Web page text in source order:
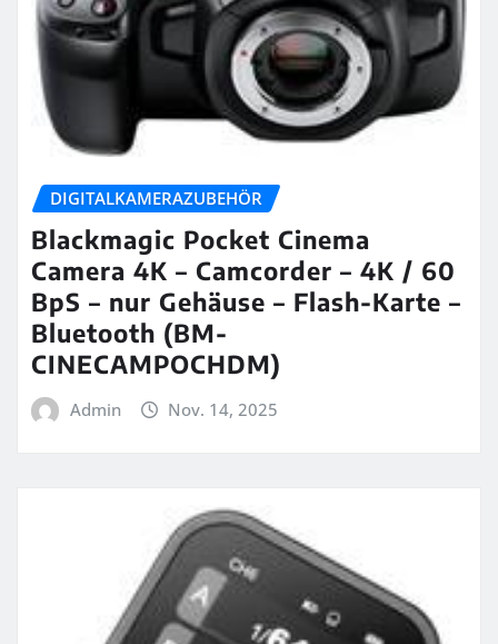
DIGITALKAMERAZUBEHÖR
Blackmagic Pocket Cinema
Camera 4K – Camcorder – 4K / 60
BpS – nur Gehäuse – Flash-Karte –
Bluetooth (BM-
CINECAMPOCHDM)
Admin Nov. 14, 2025